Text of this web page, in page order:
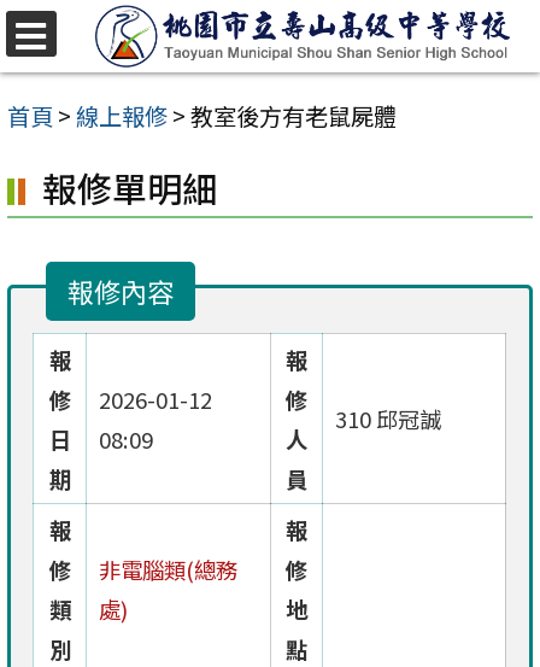
跳
至
主
內
容
首頁 >線上報修>教室後方有老鼠屍體
報修單明細
報修內容
報
修
日
期
2026-01-12
08:09
報
修
人
員
310 邱冠誠
報
修
類
別
非電腦類(總務
處)
報
修
地
點
選
單